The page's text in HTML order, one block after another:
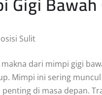
Sulit
makna dari mimpi gigi
Mimpi ini sering
di masa depan.